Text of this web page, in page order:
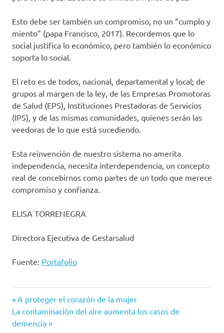
Esto debe ser también un compromiso, no un “cumplo y
miento” (papa Francisco, 2017). Recordemos que lo
social justifica lo económico, pero también lo económico
soporta lo social.
El reto es de todos, nacional, departamental y local; de
grupos al margen de la ley, de las Empresas Promotoras
de Salud (EPS), Instituciones Prestadoras de Servicios
(IPS), y de las mismas comunidades, quienes serán las
veedoras de lo que está sucediendo.
Esta reinvención de nuestro sistema no amerita
independencia, necesita interdependencia, un concepto
real de concebirnos como partes de un todo que merece
compromiso y confianza.
ELISA TORRENEGRA
Directora Ejecutiva de Gestarsalud
Fuente: Portafolio
Gestarsalud
ips
Navegación
de
Entrada
anterior:
A proteger el corazón de la mujer
Siguiente
entrada:
La contaminación del aire aumenta los casos de
demencia